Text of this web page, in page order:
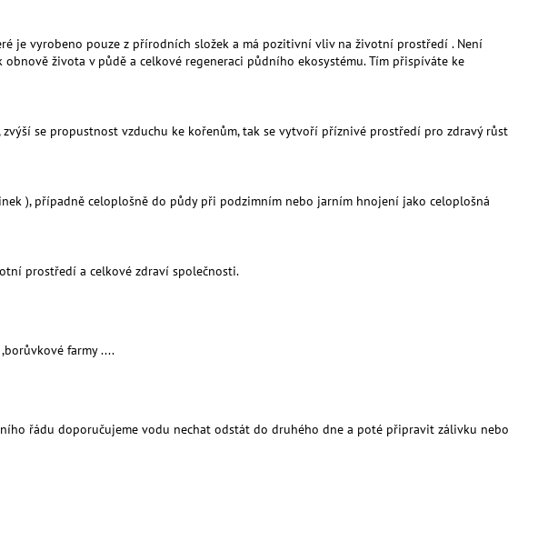
je vyrobeno pouze z přírodních složek a má pozitivní vliv na životní prostředí . Není
života v půdě a celkové regeneraci půdního ekosystému. Tím přispíváte ke
se propustnost vzduchu ke kořenům, tak se vytvoří příznivé prostředí pro zdravý růst
), případně celoplošně do půdy při podzimním nebo jarním hnojení jako celoplošná
prostředí a celkové zdraví společnosti.
farmy ....
řádu doporučujeme vodu nechat odstát do druhého dne a poté připravit zálivku nebo